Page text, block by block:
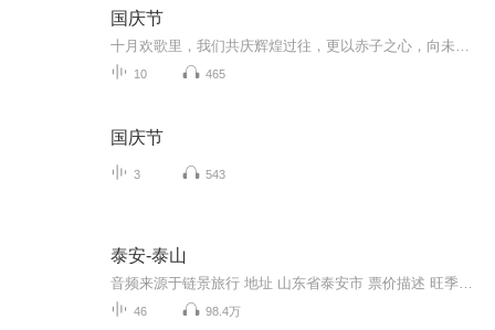
国庆节
10 465
国庆节
3 543
泰安-泰山
46 98.4万